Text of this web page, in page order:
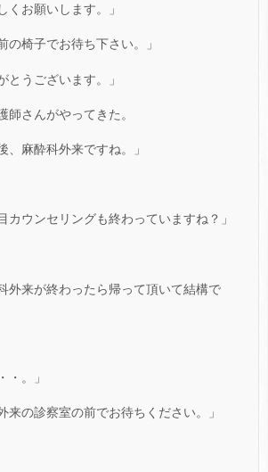
くお願いします。」
の椅子でお待ち下さい。」
とうございます。」
師さんがやってきた。
、麻酔科外来ですね。」
カウンセリングも終わっていますね？」
外来が終わったら帰って頂いて結構で
・。」
来の診察室の前でお待ちください。」